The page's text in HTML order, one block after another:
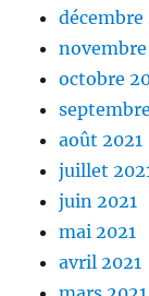
décembre
novembre
octobre
août 2021
juillet
juin 2021
mai 2021
avril 2021